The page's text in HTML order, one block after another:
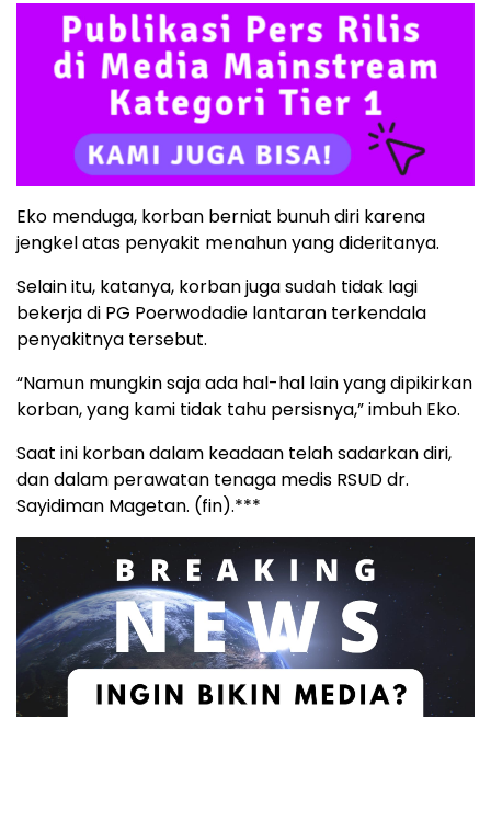
Eko menduga, korban berniat bunuh diri karena
jengkel atas penyakit menahun yang dideritanya.
Selain itu, katanya, korban juga sudah tidak lagi
bekerja di PG Poerwodadie lantaran terkendala
penyakitnya tersebut.
“Namun mungkin saja ada hal-hal lain yang dipikirkan
korban, yang kami tidak tahu persisnya,” imbuh Eko.
Saat ini korban dalam keadaan telah sadarkan diri,
dan dalam perawatan tenaga medis RSUD dr.
Sayidiman Magetan. (fin).***